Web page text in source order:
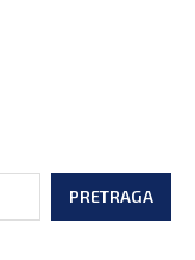
PRETRAGA